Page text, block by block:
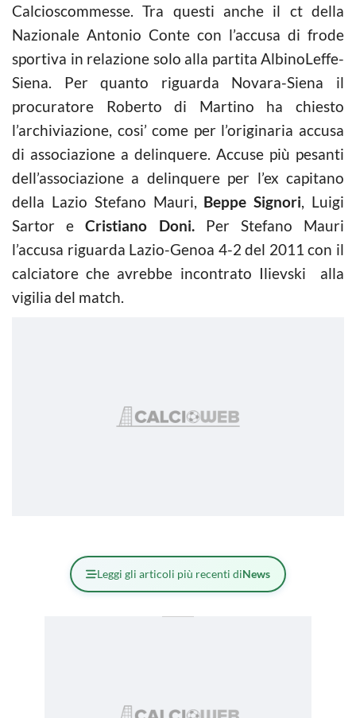
Calcioscommesse. Tra questi anche il ct della
Nazionale Antonio Conte con l’accusa di frode
sportiva in relazione solo alla partita AlbinoLeffe-
Siena. Per quanto riguarda Novara-Siena il
procuratore Roberto di Martino ha chiesto
l’archiviazione, cosi’ come per l’originaria accusa
di associazione a delinquere. Accuse più pesanti
dell’associazione a delinquere per l’ex capitano
della Lazio Stefano Mauri, Beppe Signori, Luigi
Sartor eCristiano Doni.Per Stefano Mauri
l’accusa riguarda Lazio-Genoa 4-2 del 2011 con il
calciatore che avrebbe incontrato Ilievski alla
vigilia del match.
Leggi gli articoli più recenti diNews